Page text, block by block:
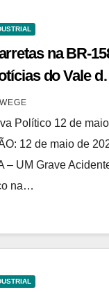
na BR-
do Vale
Político 12 de maio
12 de maio de
– UM Grave
na…